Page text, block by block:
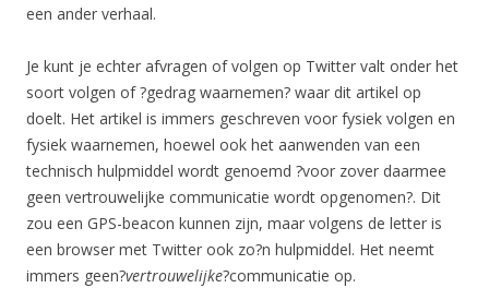
een ander verhaal.
Je kunt je echter afvragen of volgen op Twitter valt onder het
soort volgen of ?gedrag waarnemen? waar dit artikel op
doelt. Het artikel is immers geschreven voor fysiek volgen en
fysiek waarnemen, hoewel ook het aanwenden van een
technisch hulpmiddel wordt genoemd ?voor zover daarmee
geen vertrouwelijke communicatie wordt opgenomen?. Dit
zou een GPS-beacon kunnen zijn, maar volgens de letter is
een browser met Twitter ook zo?n hulpmiddel. Het neemt
immers geen?vertrouwelijke?communicatie op.